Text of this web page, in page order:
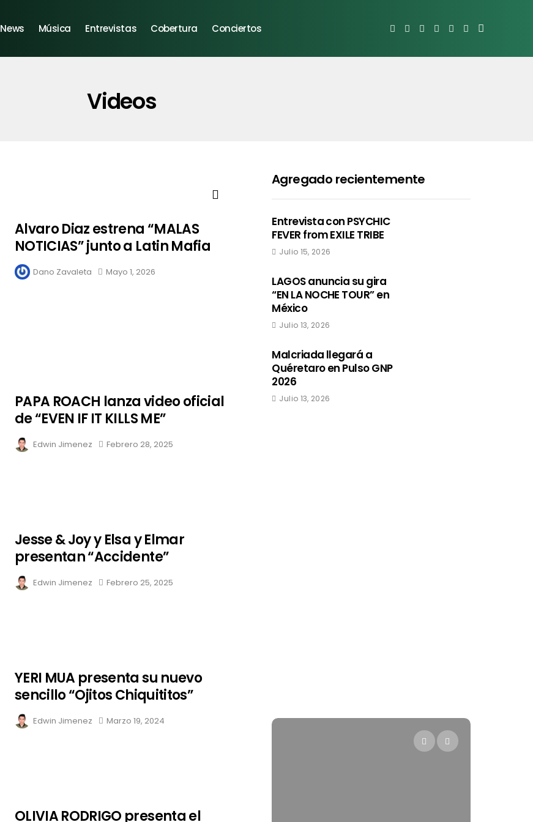
News Música Entrevistas Cobertura Conciertos
Videos
Alvaro Diaz estrena “MALAS
NOTICIAS” junto a Latin Mafia
Dano Zavaleta Mayo 1, 2026
PAPA ROACH lanza video oficial
de “EVEN IF IT KILLS ME”
Edwin Jimenez Febrero 28, 2025
Jesse & Joy y Elsa y Elmar
presentan “Accidente”
Edwin Jimenez Febrero 25, 2025
YERI MUA presenta su nuevo
sencillo “Ojitos Chiquititos”
Edwin Jimenez Marzo 19, 2024
OLIVIA RODRIGO presenta el
Agregado recientemente
Entrevista con PSYCHIC
FEVER from EXILE TRIBE
Julio 15, 2026
LAGOS anuncia su gira
“EN LA NOCHE TOUR” en
México
Julio 13, 2026
Malcriada llegará a
Quéretaro en Pulso GNP
2026
Julio 13, 2026